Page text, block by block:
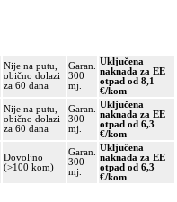
Nije na putu,
obično dolazi
za 60 dana
Garan.
300
mj.
Uključena
naknada za EE
otpad od 8,1
€/kom
Nije na putu,
obično dolazi
za 60 dana
Garan.
300
mj.
Uključena
naknada za EE
otpad od 6,3
€/kom
Dovoljno
(>100 kom)
Garan.
300
mj.
Uključena
naknada za EE
otpad od 6,3
€/kom